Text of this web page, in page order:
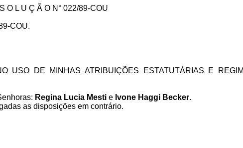
O L U Ç Ã O N° 022/89-COU
COU.
USO DE MINHAS ATRIBUIÇÕES ESTATUTÁRIAS E
Regina Lucia Mesti e Ivone Haggi Becker.
as disposições em contrário.